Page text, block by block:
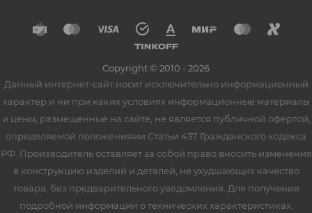
Copyright © 2010 - 2026
Данный интернет-сайт носит исключительно информационный
характер и ни при каких условиях информационные материалы
и цены, размещенные на сайте, не является публичной офертой,
определяемой положениями Статьи 437 Гражданского кодекса
РФ. Производитель оставляет за собой право вносить изменения
в конструкцию изделий и деталей, не ухудшающих качество
товара, без предварительного уведомления. Для получения
подробной информации о технических характеристиках,